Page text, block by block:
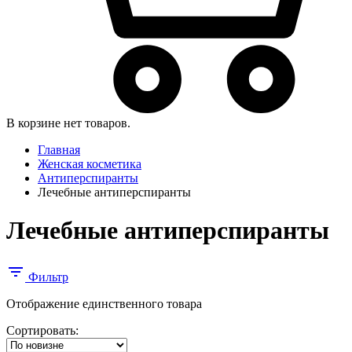
В корзине нет товаров.
Главная
Женская косметика
Антиперспиранты
Лечебные антиперспиранты
Лечебные антиперспиранты
Фильтр
Отображение единственного товара
Сортировать: